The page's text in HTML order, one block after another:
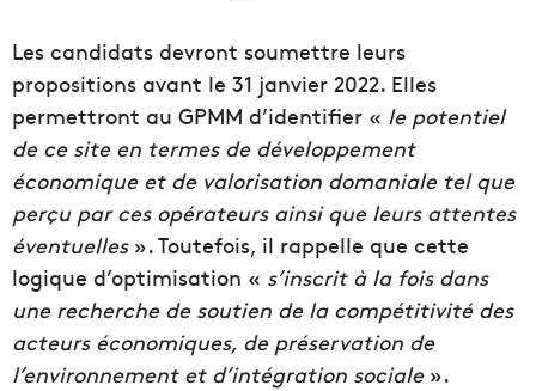
Les candidats devront soumettre leurs
propositions avant le 31 janvier 2022. Elles
permettront au GPMM d’identifier « le potentiel
de ce site en termes de développement
économique et de valorisation domaniale tel que
perçu par ces opérateurs ainsi que leurs attentes
éventuelles». Toutefois, il rappelle que cette
logique d’optimisation « s’inscrit à la fois dans
une recherche de soutien de la compétitivité des
acteurs économiques, de préservation de
l’environnement et d’intégration sociale».